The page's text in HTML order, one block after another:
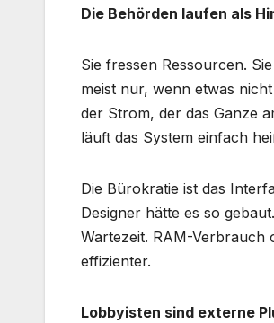
Die Behörden laufen als
Sie fressen Ressourcen.
meist nur, wenn etwas
der Strom, der das Ganze
läuft das System einfach
Die Bürokratie ist das
Designer hätte es so
Wartezeit. RAM-Verbrauch
effizienter.
Lobbyisten sind externe